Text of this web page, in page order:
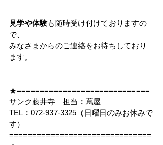
見学や体験も随時受け付けておりますの
で、
みなさまからのご連絡をお待ちしており
ます。
★=============================
サンク藤井寺　担当：蔦屋
TEL：072-937-3325（日曜日のみお休みで
す）
===============================